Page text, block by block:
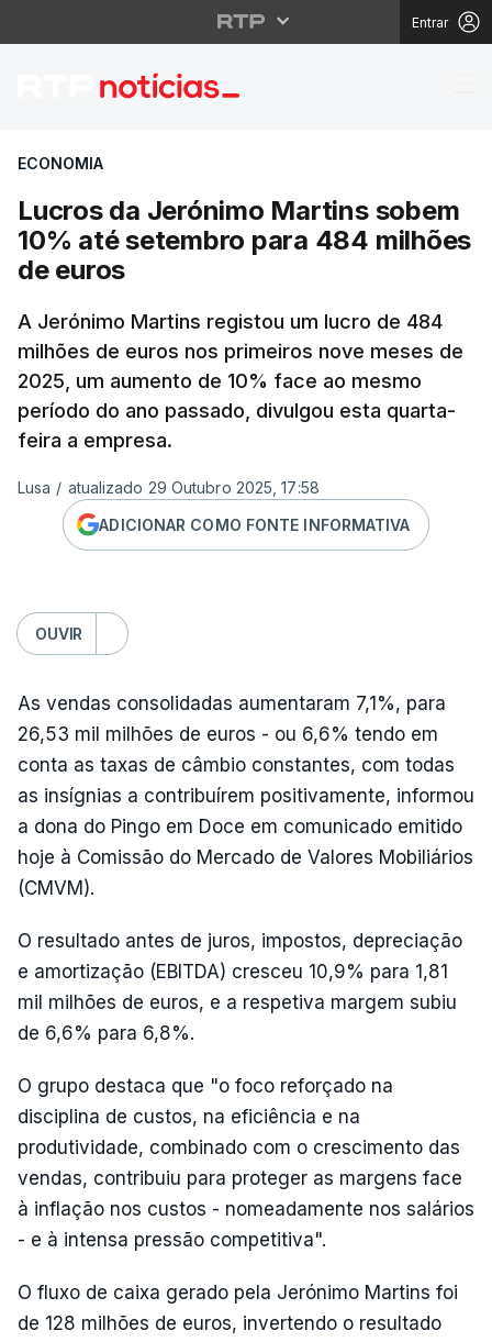
Entrar
Lucros da Jerónimo
ECONOMIA
Lucros da Jerónimo Martins sobem
10% até setembro para 484 milhões
de euros
A Jerónimo Martins registou um lucro de 484
milhões de euros nos primeiros nove meses de
2025, um aumento de 10% face ao mesmo
período do ano passado, divulgou esta quarta-
feira a empresa.
Lusa / atualizado 29 Outubro 2025, 17:58
ADICIONAR COMO FONTE INFORMATIVA
OUVIR
As vendas consolidadas aumentaram 7,1%, para
26,53 mil milhões de euros - ou 6,6% tendo em
conta as taxas de câmbio constantes, com todas
as insígnias a contribuírem positivamente, informou
a dona do Pingo em Doce em comunicado emitido
hoje à Comissão do Mercado de Valores Mobiliários
(CMVM).
O resultado antes de juros, impostos, depreciação
e amortização (EBITDA) cresceu 10,9% para 1,81
mil milhões de euros, e a respetiva margem subiu
de 6,6% para 6,8%.
O grupo destaca que "o foco reforçado na
disciplina de custos, na eficiência e na
produtividade, combinado com o crescimento das
vendas, contribuiu para proteger as margens face
à inflação nos custos - nomeadamente nos salários
- e à intensa pressão competitiva".
O fluxo de caixa gerado pela Jerónimo Martins foi
de 128 milhões de euros, invertendo o resultado